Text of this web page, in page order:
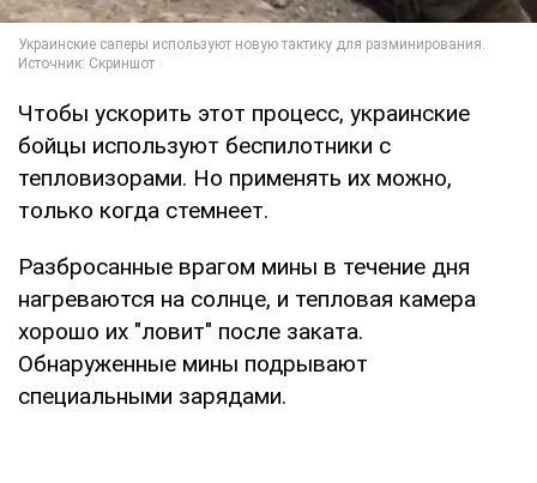
Чтобы ускорить этот процесс, украинские
бойцы используют беспилотники с
тепловизорами. Но применять их можно,
только когда стемнеет.
Разбросанные врагом мины в течение дня
нагреваются на солнце, и тепловая камера
хорошо их "ловит" после заката.
Обнаруженные мины подрывают
специальными зарядами.